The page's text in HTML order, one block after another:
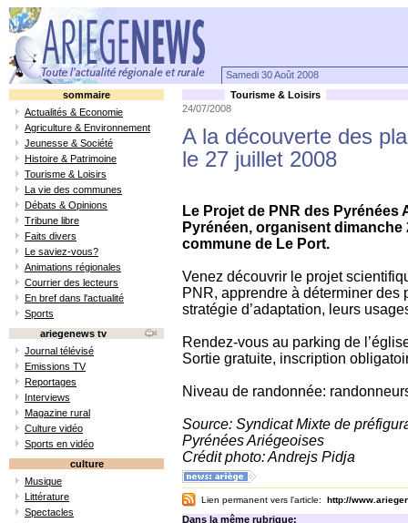
Samedi 30 Août 2008
sommaire
Actualités & Economie
Agriculture & Environnement
Jeunesse & Société
Histoire & Patrimoine
Tourisme & Loisirs
La vie des communes
Débats & Opinions
Tribune libre
Faits divers
Le saviez-vous?
Animations régionales
Courrier des lecteurs
En bref dans l'actualité
Sports
ariegenews tv
Journal télévisé
Emissions TV
Reportages
Interviews
Magazine rural
Culture vidéo
Sports en vidéo
culture
Musique
Littérature
Spectacles
Tourisme & Loisirs
24/07/2008
A la découverte des
le 27 juillet 2008
Le Projet de PNR des
Pyrénéen, organisent
commune de Le Port.
Venez découvrir le projet
PNR, apprendre à déterminer
stratégie d’adaptation, leurs
Rendez-vous au parking de
Sortie gratuite, inscription
Niveau de randonnée:
Source: Syndicat Mixte de
Pyrénées Ariégeoises
Crédit photo: Andrejs Pidja
Lien permanent vers l'article: http://
Dans la même rubrique: